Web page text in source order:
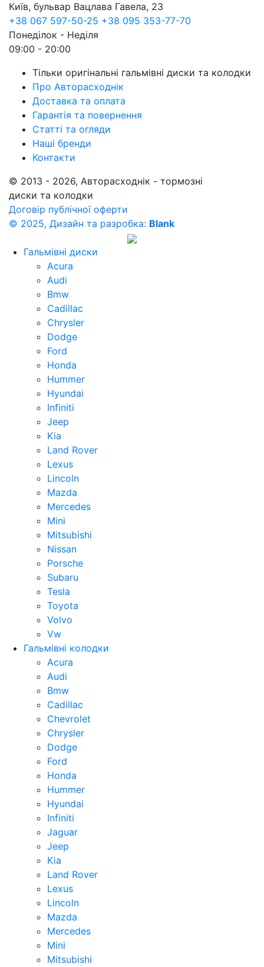
Київ, бульвар Вацлава Гавела, 23
+38 067 597-50-25 +38 095 353-77-70
Понеділок - Неділя
09:00 - 20:00
Тільки оригінальні гальмівні диски та колодки
Про Авторасходнік
Доставка та оплата
Гарантія та повернення
Статті та огляди
Наші бренди
Контакти
© 2013 - 2026, Авторасходнік - тормозні
диски та колодки
Договір публічної оферти
© 2025, Дизайн та разробка: Blank
Гальмівні диски
Acura
Audi
Bmw
Cadillac
Chrysler
Dodge
Ford
Honda
Hummer
Hyundai
Infiniti
Jeep
Kia
Land Rover
Lexus
Lincoln
Mazda
Mercedes
Mini
Mitsubishi
Nissan
Porsche
Subaru
Tesla
Toyota
Volvo
Vw
Гальмівні колодки
Acura
Audi
Bmw
Cadillac
Chevrolet
Chrysler
Dodge
Ford
Honda
Hummer
Hyundai
Infiniti
Jaguar
Jeep
Kia
Land Rover
Lexus
Lincoln
Mazda
Mercedes
Mini
Mitsubishi